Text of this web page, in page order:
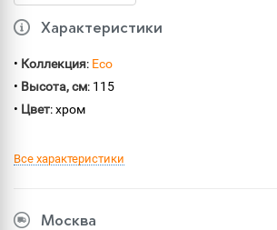
Характеристики
• Коллекция: Eco
• Высота, см: 115
• Цвет: хром
Все характеристики
Москва